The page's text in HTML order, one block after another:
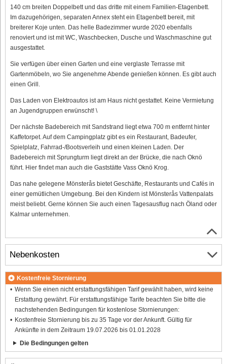
140 cm breiten Doppelbett und das dritte mit einem Familien-Etagenbett.
Im dazugehörigen, separaten Annex steht ein Etagenbett bereit, mit
breiterer Koje unten. Das helle Badezimmer wurde 2020 ebenfalls
renoviert und ist mit WC, Waschbecken, Dusche und Waschmaschine gut
ausgestattet.
Sie verfügen über einen Garten und eine verglaste Terrasse mit
Gartenmöbeln, wo Sie angenehme Abende genießen können. Es gibt auch
einen Grill.
Das Laden von Elektroautos ist am Haus nicht gestattet. Keine Vermietung
an Jugendgruppen erwünscht! \
Der nächste Badebereich mit Sandstrand liegt etwa 700 m entfernt hinter
Kaffetorpet. Auf dem Campingplatz gibt es ein Restaurant, Badeufer,
Spielplatz, Fahrrad-/Bootsverleih und einen kleinen Laden. Der
Badebereich mit Sprungturm liegt direkt an der Brücke, die nach Oknö
führt. Hier findet man auch die Gaststätte Vass Oknö Krog.
Das nahe gelegene Mönsterås bietet Geschäfte, Restaurants und Cafés in
einer gemütlichen Umgebung. Bei den Kindern ist Mönsterås Vattenpalats
meist beliebt. Gerne können Sie auch einen Tagesausflug nach Öland oder
Kalmar unternehmen.
Nebenkosten
Kostenfreie Stornierung
Wenn Sie einen nicht erstattungsfähigen Tarif gewählt haben, wird keine
Erstattung gewährt. Für erstattungsfähige Tarife beachten Sie bitte die
nachstehenden Bedingungen für kostenlose Stornierungen:
Kostenfreie Stornierung bis zu 35 Tage vor der Ankunft. Gültig für
Ankünfte in dem Zeitraum 19.07.2026 bis 01.01.2028
Die Bedingungen gelten